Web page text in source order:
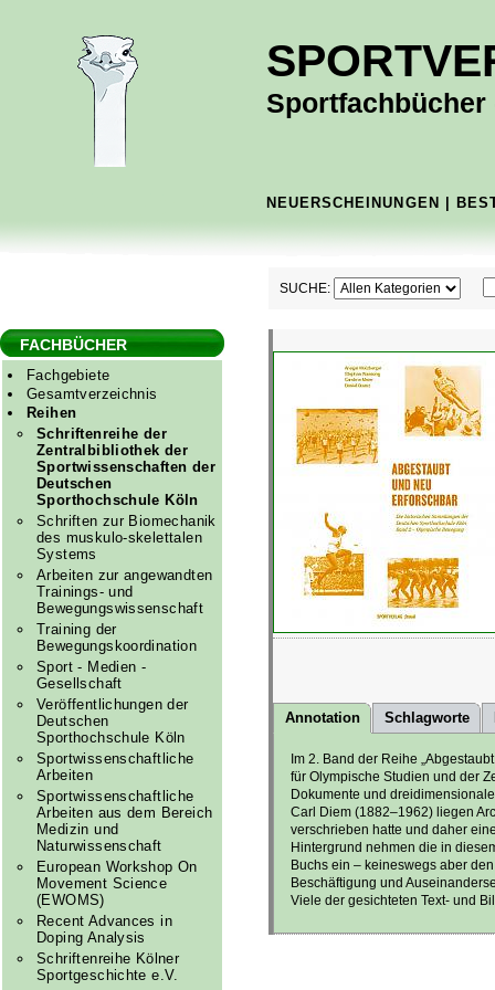
NEUERSCHEINUNGEN
SUCHE:
FACHBÜCHER
Fachgebiete
Gesamtverzeichnis
Reihen
Schriftenreihe der
Zentralbibliothek der
Sportwissenschaften der
Deutschen
Sporthochschule Köln
Schriften zur Biomechanik
des muskulo-skelettalen
Systems
Arbeiten zur angewandten
Trainings- und
Bewegungswissenschaft
Training der
Bewegungskoordination
Sport - Medien -
Gesellschaft
Veröffentlichungen der
Deutschen
Sporthochschule Köln
Sportwissenschaftliche
Arbeiten
Sportwissenschaftliche
Arbeiten aus dem Bereich
Medizin und
Naturwissenschaft
European Workshop On
Movement Science
(EWOMS)
Recent Advances in
Doping Analysis
Schriftenreihe Kölner
Sportgeschichte e.V.
Annotation Schlagworte
Im 2. Band der Reihe
für Olympische Studien und der
Dokumente und
Carl Diem (1882–1962) liegen
verschrieben hatte und daher
Hintergrund nehmen die in
Buchs ein – keineswegs aber
Beschäftigung und
Viele der gesichteten Text- und